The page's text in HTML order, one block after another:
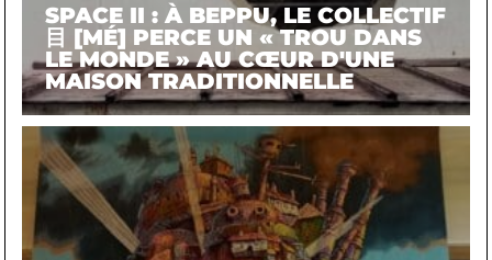
SPACE II : À BEPPU, LE COLLECTIF
目 [MÉ] PERCE UN « TROU DANS
LE MONDE » AU CŒUR D'UNE
MAISON TRADITIONNELLE